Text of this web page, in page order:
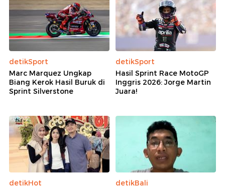
detikSport
Marc Marquez Ungkap
Biang Kerok Hasil Buruk di
Sprint Silverstone
detikSport
Hasil Sprint Race MotoGP
Inggris 2026: Jorge Martin
Juara!
detikHot
detikBali